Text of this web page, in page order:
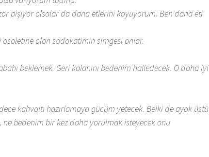
pişiyor olsalar da dana etlerini koyuyorum. Ben dana eti
olan sadakatimin simgesi onlar.
beklemek. Geri kalanını bedenim halledecek. O daha iyi
kahvaltı hazırlamaya gücüm yetecek. Belki de ayak üstü
ne bedenim bir kez daha yorulmak isteyecek onu